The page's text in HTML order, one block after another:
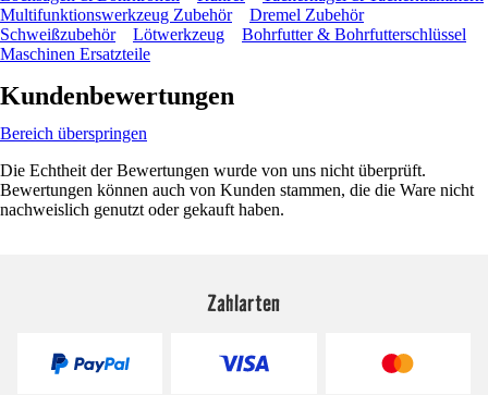
Multifunktionswerkzeug Zubehör
Dremel Zubehör
Schweißzubehör
Lötwerkzeug
Bohrfutter & Bohrfutterschlüssel
Maschinen Ersatzteile
Kundenbewertungen
Bereich überspringen
Die Echtheit der Bewertungen wurde von uns nicht überprüft.
Bewertungen können auch von Kunden stammen, die die Ware nicht
nachweislich genutzt oder gekauft haben.
Zahlarten